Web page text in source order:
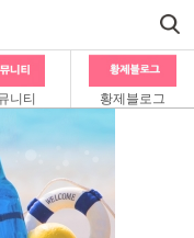
니티 황제블로그